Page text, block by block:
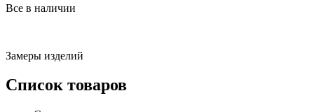
Все в наличии
Замеры изделий
Список товаров